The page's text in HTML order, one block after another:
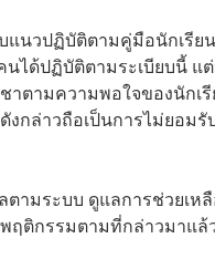
บแนวปฏิบัติตามคู่มือนักเรีย
ได้ปฏิบัติตามระเบียบนี้ แ
าตามความพอใจของนักเ
กล่าวถือเป็นการไม่ยอมรั
ตามระบบ ดูแลการช่วยเห
ฤติกรรมตามที่กล่าวมาแล้